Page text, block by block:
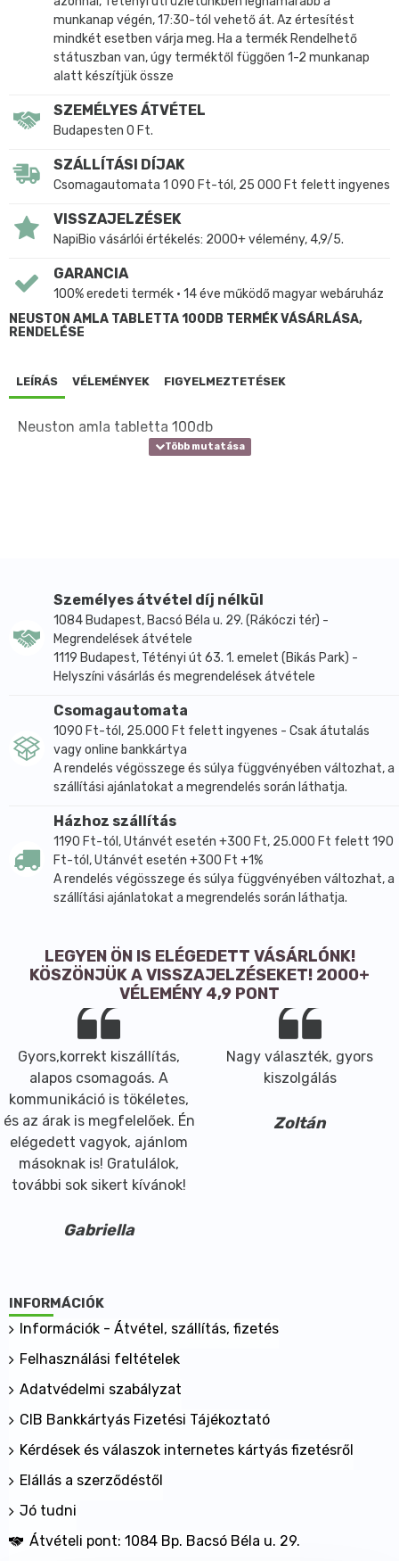
munkanap végén, 17:30-tól vehető át. Az értesítést
mindkét esetben várja meg. Ha a termék Rendelhető
státuszban van, úgy terméktől függően 1-2 munkanap
alatt készítjük össze
SZEMÉLYES ÁTVÉTEL
Budapesten 0 Ft.
SZÁLLÍTÁSI DÍJAK
Csomagautomata 1 090 Ft-tól, 25 000 Ft felett ingyenes
VISSZAJELZÉSEK
NapiBio vásárlói értékelés: 2000+ vélemény, 4,9/5.
GARANCIA
100% eredeti termék • 14 éve működő magyar webáruház
NEUSTON AMLA TABLETTA 100DB TERMÉK VÁSÁRLÁSA,
RENDELÉSE
LEÍRÁS VÉLEMÉNYEK FIGYELMEZTETÉSEK
Neuston amla tabletta 100db
Személyes átvétel díj nélkül
1084 Budapest, Bacsó Béla u. 29. (Rákóczi tér) -
Megrendelések átvétele
1119 Budapest, Tétényi út 63. 1. emelet (Bikás Park) -
Helyszíni vásárlás és megrendelések átvétele
Csomagautomata
1090 Ft-tól, 25.000 Ft felett ingyenes - Csak átutalás
vagy online bankkártya
A rendelés végösszege és súlya függvényében változhat, a
szállítási ajánlatokat a megrendelés során láthatja.
Házhoz szállítás
1190 Ft-tól, Utánvét esetén +300 Ft, 25.000 Ft felett 190
Ft-tól, Utánvét esetén +300 Ft +1%
A rendelés végösszege és súlya függvényében változhat, a
szállítási ajánlatokat a megrendelés során láthatja.
LEGYEN ÖN IS ELÉGEDETT VÁSÁRLÓNK!
KÖSZÖNJÜK A VISSZAJELZÉSEKET! 2000+
VÉLEMÉNY 4,9 PONT
Gyors,korrekt kiszállítás,
alapos csomagoás. A
kommunikáció is tökéletes,
és az árak is megfelelőek. Én
elégedett vagyok, ajánlom
másoknak is! Gratulálok,
további sok sikert kívánok!
Gabriella
Nagy választék, gyors
kiszolgálás
Zoltán
INFORMÁCIÓK
Információk - Átvétel, szállítás, fizetés
Felhasználási feltételek
Adatvédelmi szabályzat
CIB Bankkártyás Fizetési Tájékoztató
Kérdések és válaszok internetes kártyás fizetésről
Elállás a szerződéstől
Jó tudni
Átvételi pont: 1084 Bp. Bacsó Béla u. 29.